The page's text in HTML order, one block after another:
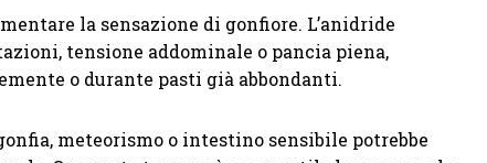
la sensazione di gonfiore. L’anidride
tensione addominale o pancia piena,
o durante pasti già abbondanti.
meteorismo o intestino sensibile potrebbe